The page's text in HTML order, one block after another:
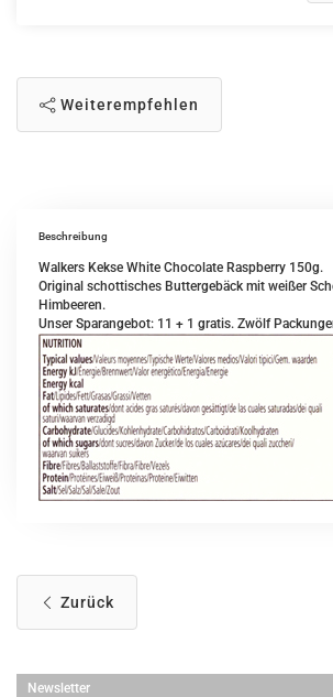
Weiterempfehlen
Beschreibung
Walkers Kekse White Chocolate Raspberry 150g.
Original schottisches Buttergebäck mit weißer
Himbeeren.
Unser Sparangebot: 11 + 1 gratis. Zwölf
Zurück
Newsletter